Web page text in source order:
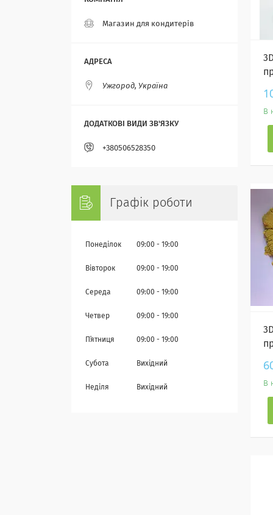
В
В
Магазин для кондитерів
Ужгород, Україна
+380506528350
Графік роботи
Понеділок 09:00 19:00
Вівторок 09:00 19:00
Середа 09:00 19:00
Четвер 09:00 19:00
Пʼятниця 09:00 19:00
Субота Вихідний
Неділя Вихідний